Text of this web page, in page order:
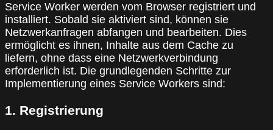
Service Worker werden vom Browser registriert und
installiert. Sobald sie aktiviert sind, können sie
Netzwerkanfragen abfangen und bearbeiten. Dies
ermöglicht es ihnen, Inhalte aus dem Cache zu
liefern, ohne dass eine Netzwerkverbindung
erforderlich ist. Die grundlegenden Schritte zur
Implementierung eines Service Workers sind:
1. Registrierung